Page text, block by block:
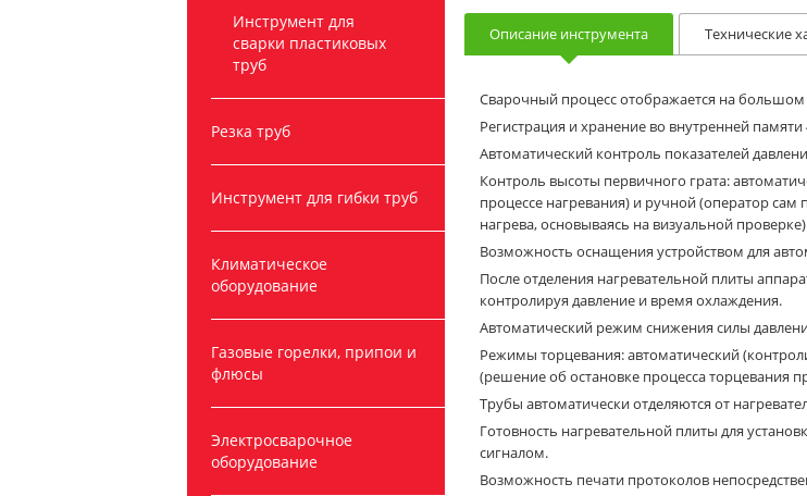
Инструмент для
сварки пластиковых
труб
Резка труб
Инструмент для гибки труб
Климатическое
оборудование
Газовые горелки, припои и
флюсы
Электросварочное
оборудование
Описание инструмента Технические
Сварочный процесс отображается на
Регистрация и хранение во внутренней
Автоматический контроль показателей
Контроль высоты первичного грата:
процессе нагревания) и ручной (оператор
нагрева, основываясь на визуальной
Возможность оснащения устройством для
После отделения нагревательной плиты
контролируя давление и время охлаждения.
Автоматический режим снижения силы
Режимы торцевания: автоматический
(решение об остановке процесса торцевания
Трубы автоматически отделяются от
Готовность нагревательной плиты для
сигналом.
Возможность печати протоколов